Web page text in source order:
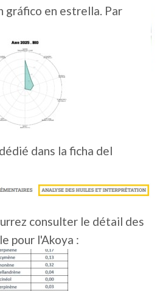
gráfico en estrella. Par
dans la ficha del
consulter le détail des
pour l'Akoya :
• ORGÁNICO